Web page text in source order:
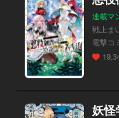
連載マ
戦上ま
電撃コ
妖怪